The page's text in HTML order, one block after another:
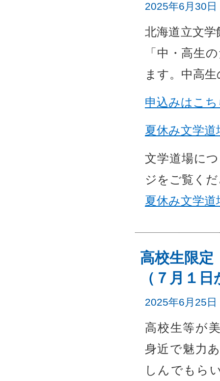
2025年6月30日
北海道立文
「中・高生
ます。中高
申込みはこ
夏休み文学
文学道場に
ジをご覧く
夏休み文学
高校生限定
（７月１
2025年6月25日
高校生等が
身近で魅力
しんでもら